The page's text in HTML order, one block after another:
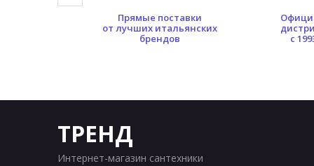
Прямые поставки
от лучших итальянских
брендов
с
ТРЕНД
Интернет-магазин сантехники